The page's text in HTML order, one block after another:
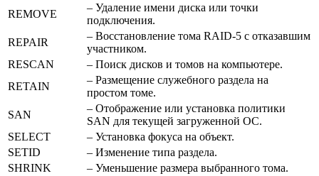
REMOVE
– Удаление имени диска или точки
подключения.
REPAIR
– Восстановление тома RAID-5 с отказавшим
участником.
RESCAN
– Поиск дисков и томов на компьютере.
RETAIN
– Размещение служебного раздела на
простом томе.
SAN
– Отображение или установка политики
SAN для текущей загруженной ОС.
SELECT
– Установка фокуса на объект.
SETID
– Изменение типа раздела.
SHRINK
– Уменьшение размера выбранного тома.